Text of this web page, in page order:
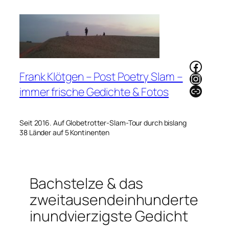
Frank Klötgen – Post Poetry Slam –
immer frische Gedichte & Fotos
Seit 2016. Auf Globetrotter-Slam-Tour durch bislang
38 Länder auf 5 Kontinenten
Link
Bachstelze & das
zweitausendeinhunderte
inundvierzigste Gedicht